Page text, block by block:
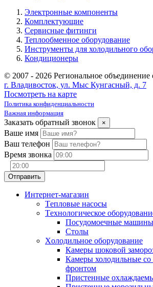
Электронные компоненты
Комплектующие
Сервисные фитинги
Теплообменное оборудование
Инструменты для холодильного
Кондиционеры
© 2007 - 2026 Региональное объединение
г. Владивосток, ул. Мыс Кунгасный, д. 7
Посмотреть на карте
Политика конфиденциальности
Важная информация
Заказать обратный звонок ×
Ваше имя
Ваш телефон
Время звонка
Интернет-магазин
Tепловые насосы
Tехнологическое
Посудомоечные машины
Столы
Xолодильное оборудование
Камеры шоковой
Камеры холодильные
фронтом
Пристенные